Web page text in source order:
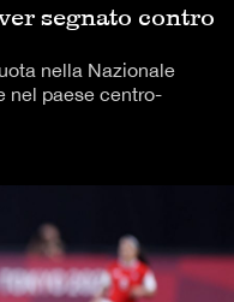
segnato contro
nella Nazionale
nel paese centro-